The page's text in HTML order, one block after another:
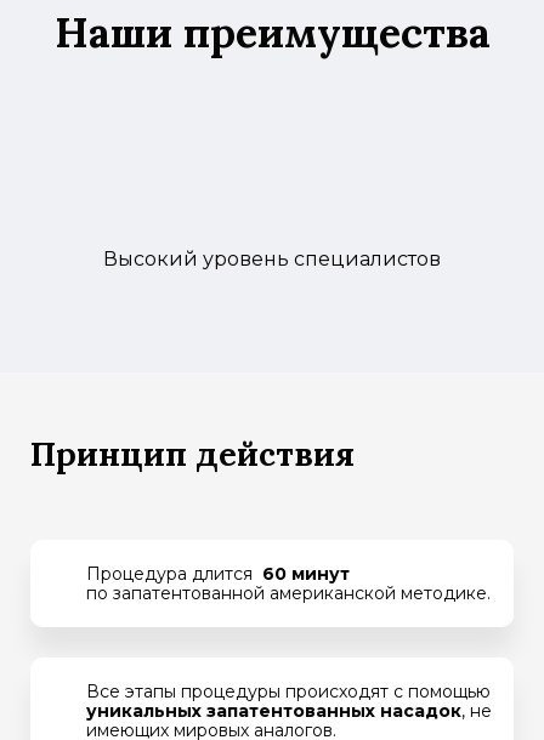
Наши преимущества
Высокий уровень специалистов
Принцип действия
Процедура длится 60 минут
по запатентованной американской методике.
Все этапы процедуры происходят с помощью
уникальных запатентованных насадок, не
имеющих мировых аналогов.